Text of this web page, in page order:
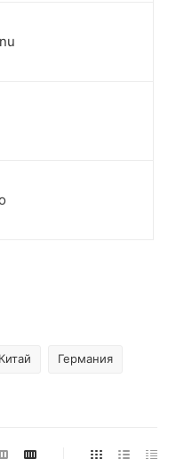
Китай Германия